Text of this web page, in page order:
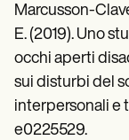
Marcusson-
E. (2019). Uno
occhi aperti
sui disturbi del
interpersonali e
e0225529.